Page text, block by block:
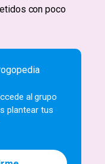
con poco
al grupo
plantear tus